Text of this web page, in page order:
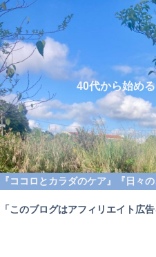
40代から始め
『ココロとカラダのケア』 『日々の
「このブログはアフィリエイト広